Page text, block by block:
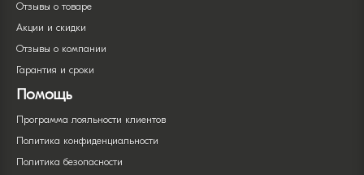
Отзывы о товаре
Акции и скидки
Отзывы о компании
Гарантия и сроки
Помощь
Программа лояльности клиентов
Политика конфиденциальности
Политика безопасности